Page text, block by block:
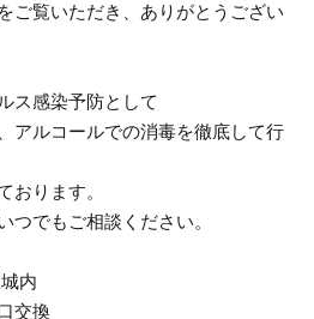
ご覧いただき、ありがとうござい
ス感染予防として
アルコールでの消毒を徹底して行
おります。
つでもご相談ください。
内
交換